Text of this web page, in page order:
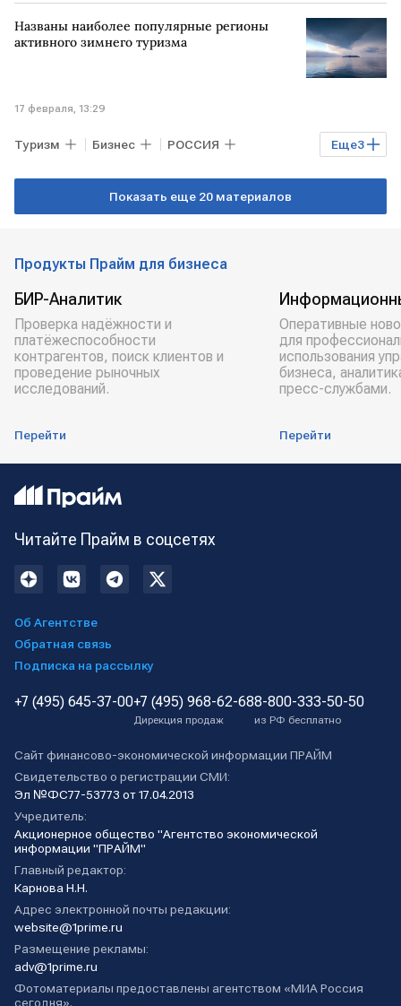
РОССИЯ
Названы наиболее популярные регионы
активного зимнего туризма
17 февраля, 13:29
Еще3
Туризм Бизнес РОССИЯ
Байкал АЛТАЙ
Показать еще 20 материалов
Продукты Прайм для бизнеса
БИР-Аналитик
Проверка надёжности и
платёжеспособности
контрагентов, поиск клиентов и
проведение рыночных
исследований.
Перейти
Оперативные
для
использования
бизнеса,
пресс-службами.
Перейти
Читайте Прайм в соцсетях
Об Агентстве
Обратная связь
Подписка на рассылку
+7 (495) 645-37-00+7 (495) 968-62-68
Дирекция продаж
8-800-333-50-50
из РФ бесплатно
Сайт финансово-экономической информации ПРАЙМ
Свидетельство о регистрации СМИ:
Эл №ФС77-53773 от 17.04.2013
Учредитель:
Акционерное общество "Агентство экономической
информации "ПРАЙМ"
Главный редактор:
Карнова Н.Н.
Адрес электронной почты редакции:
website@1prime.ru
Размещение рекламы:
adv@1prime.ru
Фотоматериалы предоставлены агентством «МИА Россия
сегодня».